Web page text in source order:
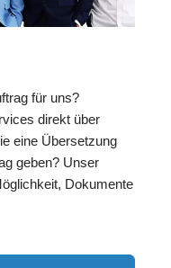
für uns?
direkt über
eine Übersetzung
geben? Unser
Dokumente